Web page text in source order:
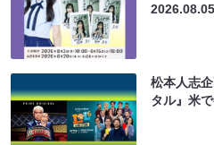
2026.08.05
松本人志
タル』米